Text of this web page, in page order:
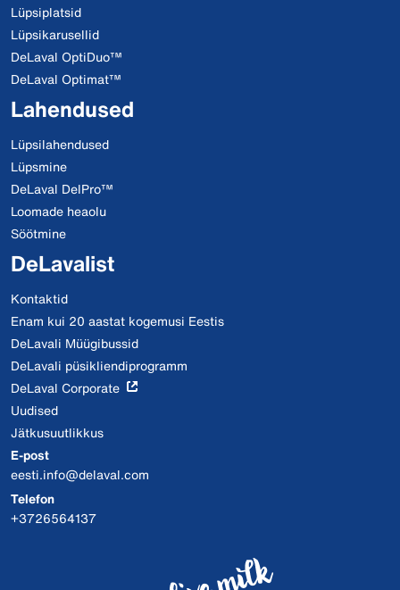
Lüpsiplatsid
Lüpsikarusellid
DeLaval OptiDuo™
DeLaval Optimat™
Lahendused
Lüpsilahendused
Lüpsmine
DeLaval DelPro™
Loomade heaolu
Söötmine
DeLavalist
Kontaktid
Enam kui 20 aastat kogemusi Eestis
DeLavali Müügibussid
DeLavali püsikliendiprogramm
DeLaval Corporate
Uudised
Jätkusuutlikkus
E-post
eesti.info@delaval.com
Telefon
+3726564137